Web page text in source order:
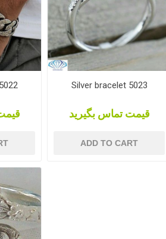
Silver bracelet 5023
قیمت تماس بگیرید
ADD TO CART